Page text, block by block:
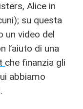
Alice in
su questa
un video del
l’aiuto di una
che finanzia gli
abbiamo